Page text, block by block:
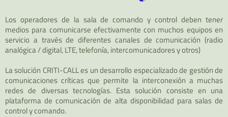
Los operadores de la sala de comando y control deben tener
medios para comunicarse efectivamente con muchos equipos en
servicio a través de diferentes canales de comunicación (radio
analógica / digital, LTE, telefonía, intercomunicadores y otros)
La solución CRITI-CALL es un desarrollo especializado de gestión de
comunicaciones críticas que permite la interconexión a muchas
redes de diversas tecnologías. Esta solución consiste en una
plataforma de comunicación de alta disponibilidad para salas de
control y comando.